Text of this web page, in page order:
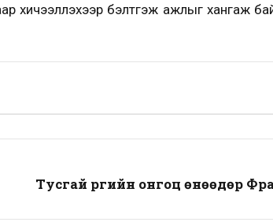
хичээллэхээр бэлтгэж ажлыг хангаж
Тусгай үүргийн онгоц өнөөдөр